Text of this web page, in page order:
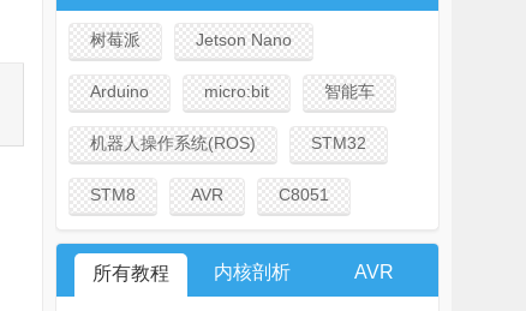
树莓派 Jetson Nano
Arduino micro:bit 智能车
机器人操作系统(ROS) STM32
STM8 AVR C8051
所有教程 内核剖析 AVR